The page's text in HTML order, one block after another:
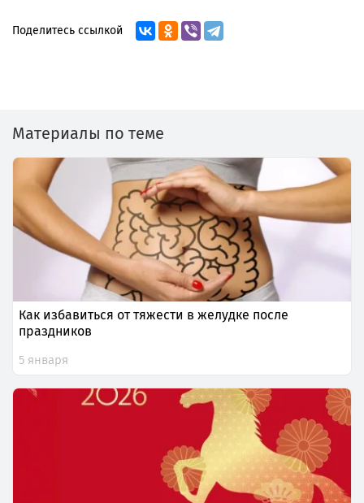
Поделитесь ссылкой
Материалы по теме
Как избавиться от тяжести в желудке после
праздников
5 января